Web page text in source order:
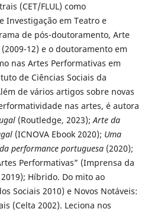
(CET/FLUL) como
Investigação em Teatro e
de pós-doutoramento, Arte
12) e o doutoramento em
nas Artes Performativas em
de Ciências Sociais da
de vários artigos sobre novas
nas artes, é autora
(Routledge, 2023);Arte da
(ICNOVA Ebook 2020); Uma
performance portuguesa(2020);
Performativas” (Imprensa da
Híbrido. Do mito ao
Sociais 2010) e Novos Notáveis:
(Celta 2002). Leciona nos